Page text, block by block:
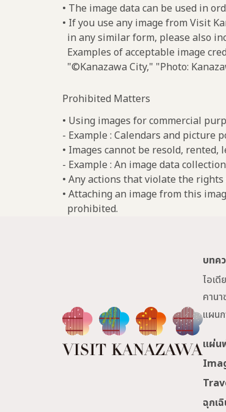
• The image data can be used in
• If you use any image from Visit
in any similar form, please also
Examples of acceptable image
"©Kanazawa City," "Photo:
Prohibited Matters
• Using images for commercial
- Example : Calendars and picture
• Images cannot be resold,
- Example : An image data collection
• Any actions that violate the
• Attaching an image from this
prohibited.
บทค
ไอเดี
คานา
แผน
แผ่น
ฉุกเ